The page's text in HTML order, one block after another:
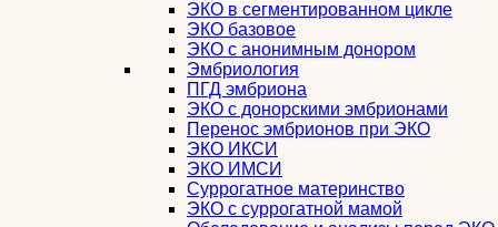
ЭКО в сегментированном цикле
ЭКО базовое
ЭКО с анонимным донором
Эмбриология
ПГД эмбриона
ЭКО с донорскими эмбрионами
Перенос эмбрионов при ЭКО
ЭКО ИКСИ
ЭКО ИМСИ
Суррогатное материнство
ЭКО с суррогатной мамой